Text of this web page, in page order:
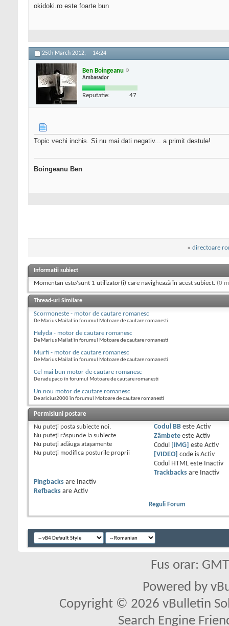
okidoki.ro este foarte bun
25th March 2012, 14:24
Ben Boingeanu
Ambasador
Reputatie: 47
Topic vechi inchis. Si nu mai dati negativ... a primit destule!
Boingeanu Ben
« directoare
Informații subiect
Momentan este/sunt 1 utilizator(i) care navighează în acest subiect. (0
Thread-uri Similare
Scormoneste - motor de cautare romanesc
De Marius Mailat în forumul Motoare de cautare romanesti
Helyda - motor de cautare romanesc
De Marius Mailat în forumul Motoare de cautare romanesti
Murfi - motor de cautare romanesc
De Marius Mailat în forumul Motoare de cautare romanesti
Cel mai bun motor de cautare romanesc
De radupaco în forumul Motoare de cautare romanesti
Un nou motor de cautare romanesc
De aricius2000 în forumul Motoare de cautare romanesti
Permisiuni postare
Nu puteţi posta subiecte noi.
Nu puteţi răspunde la subiecte
Nu puteţi adăuga ataşamente
Nu puteţi modifica posturile proprii
Codul BBeste Activ
Zâmbeteeste Activ
Codul
[IMG] este Activ
[VIDEO] code is Activ
Codul HTML este
Inactiv
Trackbacksare
Inactiv
Pingbacks are
Inactiv
Refbacks are Activ
Reguli Forum
Fus orar:
Powered by
Copyright © 2026 vBulletin
Search Engine